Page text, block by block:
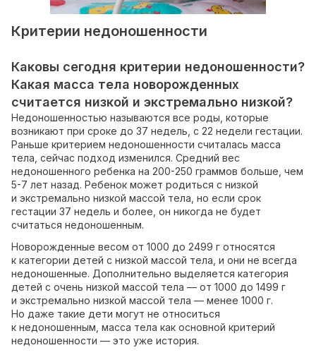
Критерии недоношенности
Каковы сегодня критерии недоношенности?
Какая масса тела новорожденных
считается низкой и экстремально низкой?
Недоношенностью называются все роды, которые
возникают при сроке до 37 недель, с 22 недели гестации.
Раньше критерием недоношенности считалась масса
тела, сейчас подход изменился. Средний вес
недоношенного ребенка на 200-250 граммов больше, чем
5-7 лет назад. Ребенок может родиться с низкой
и экстремально низкой массой тела, но если срок
гестации 37 недель и более, он никогда не будет
считаться недоношенным.
Новорожденные весом от 1000 до 2499 г относятся
к категории детей с низкой массой тела, и они не всегда
недоношенные. Дополнительно выделяется категория
детей с очень низкой массой тела — от 1000 до 1499 г
и экстремально низкой массой тела — менее 1000 г.
Но даже такие дети могут не относиться
к недоношенным, масса тела как основной критерий
недоношенности — это уже история.